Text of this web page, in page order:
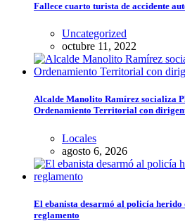
Fallece cuarto turista de accidente
Uncategorized
octubre 11, 2022
Alcalde Manolito Ramírez socializa
Ordenamiento Territorial con
Locales
agosto 6, 2026
El ebanista desarmó al policía herido
reglamento